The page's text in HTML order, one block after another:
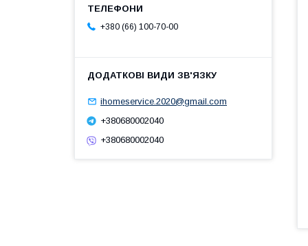
+380 (66) 100-70-00
ihomeservice.2020@gmail.com
+380680002040
+380680002040